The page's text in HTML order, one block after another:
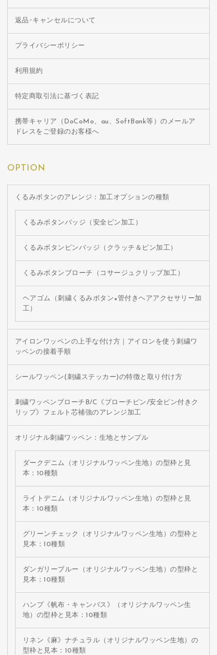
返品･キャンセルについて
プライバシーポリシー
利用規約
特定商取引法に基づく表記
携帯キャリア（DoCoMo、au、SoftBank等）のメールア
ドレスをご登録のお客様へ
OPTION
くるみボタンのアレンジ：加工オプションの種類
くるみボタンバッジ（安全ピン加工）
くるみボタンピンバッジ（クラッチ＆ピン加工）
くるみボタンブローチ（コサージュクリップ加工）
ヘアゴム（刺繍くるみボタン×管付きヘアアクセサリー加
工）
アイロンワッペンの上手な付け方｜アイロンを使う刺繍ワ
ッペンの接着手順
シールワッペン(刺繍ステッカー)の特徴と取り付け方
刺繍ワッペンブローチB/C《ブローチピン/安全ピン付きク
リップ》フェルト芯補強のアレンジ加工
オリジナル刺繍ワッペン：生地とサンプル
ダークデニム（オリジナルワッペン生地）の型枠と見
本：10種類
ライトデニム（オリジナルワッペン生地）の型枠と見
本：10種類
グリーンチェック（オリジナルワッペン生地）の型枠と
見本：10種類
ダンガリーブルー（オリジナルワッペン生地）の型枠と
見本：10種類
ハンプ《帆布・キャンバス》（オリジナルワッペン生
地）の型枠と見本：10種類
リネン《麻》ナチュラル（オリジナルワッペン生地）の
型枠と見本：10種類